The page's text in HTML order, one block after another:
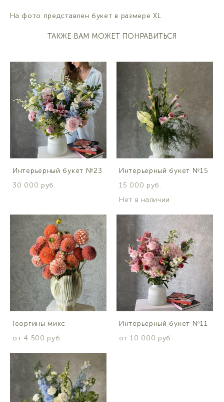
На фото представлен букет в размере XL
ТАКЖЕ ВАМ МОЖЕТ ПОНРАВИТЬСЯ
Интерьерный букет №23
30 000 pуб.
Интерьерный букет №15
15 000 pуб.
Нет в наличии
Георгины микс
от 4 500 pуб.
Интерьерный букет №11
от 10 000 pуб.